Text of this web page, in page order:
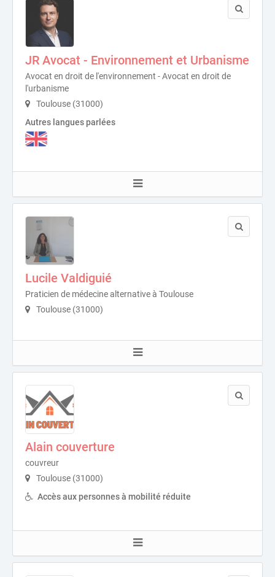
JR Avocat - Environnement et Urbanisme
Avocat en droit de l'environnement - Avocat en droit de
l'urbanisme
Toulouse (31000)
Autres langues parlées
Lucile Valdiguié
Praticien de médecine alternative à Toulouse
Toulouse (31000)
Alain couverture
couvreur
Toulouse (31000)
Accès aux personnes à mobilité réduite